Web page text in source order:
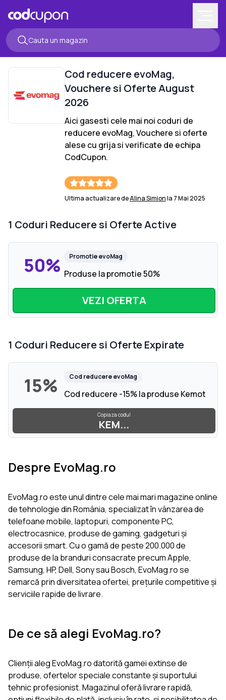
Cod reducereevoMag,
Vouchere si OferteAugust
2026
Aici gasesti cele mai noi coduri de
reducere evoMag, Vouchere si oferte
alese cu grija si verificate de echipa
CodCupon.
Ultima actualizare deAlina Simionla 7 Mai 2025
1 Coduri Reducere si Oferte Active
50% PromotieevoMag
Produse la promotie 50%
VEZI OFERTA
1 Coduri Reducere si Oferte Expirate
15% Cod reducereevoMag
Cod reducere -15% la produse Kemot
Copiaza codul
KEM...
Despre EvoMag.ro
EvoMag.ro este unul dintre cele mai mari magazine online
de tehnologie din România, specializat în vânzarea de
telefoane mobile, laptopuri, componente PC,
electrocasnice, produse de gaming, gadgeturi și
accesorii smart. Cu o gamă de peste 200.000 de
produse de la branduri consacrate precum Apple,
Samsung, HP, Dell, Sony sau Bosch, EvoMag.ro se
remarcă prin diversitatea ofertei, prețurile competitive și
serviciile rapide de livrare.
De ce să alegi EvoMag.ro?
Clienții aleg EvoMag.ro datorită gamei extinse de
produse, ofertelor speciale constante și suportului
tehnic profesionist. Magazinul oferă livrare rapidă,